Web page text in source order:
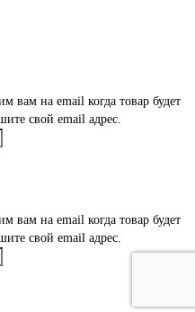
вам на email когда товар будет
свой email адрес.
вам на email когда товар будет
свой email адрес.